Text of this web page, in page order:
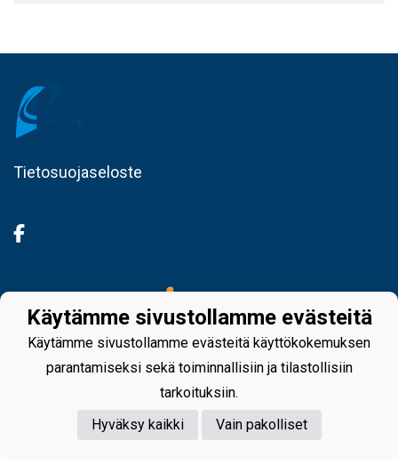
Tietosuojaseloste
Käytämme sivustollamme evästeitä
Käytämme sivustollamme evästeitä käyttökokemuksen
parantamiseksi sekä toiminnallisiin ja tilastollisiin
tarkoituksiin.
Hyväksy kaikki
Vain pakolliset